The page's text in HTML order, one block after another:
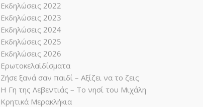
Εκδηλώσεις 2022
Εκδηλώσεις 2023
Εκδηλώσεις 2024
Εκδηλώσεις 2025
Εκδηλώσεις 2026
Ερωτοκελαϊδίσματα
Ζήσε ξανά σαν παιδί – Αξίζει να το ζεις
Η Γη της Λεβεντιάς – Το νησί του Μιχάλη
Κρητικά Μερακλήκια